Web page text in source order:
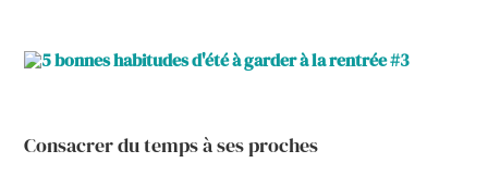
Consacrer du temps à ses proches